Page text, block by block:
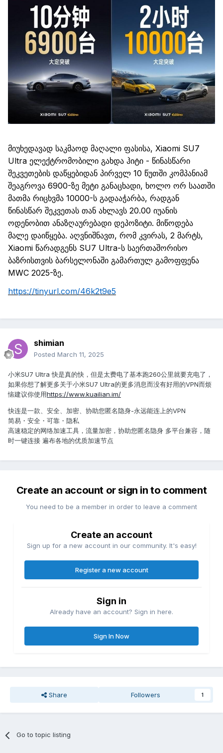
მიუხედავად საკმაოდ მაღალი ფასისა, Xiaomi SU7
Ultra ელექტრომობილი გახდა ჰიტი - წინასწარი
შეკვეთების დაწყებიდან პირველ 10 წუთში კომპანიამ
შეაგროვა 6900-ზე მეტი განაცხადი, ხოლო ორ საათში
მათმა რიცხვმა 10000-ს გადააჭარბა, რადგან
წინასწარ შეკვეთას თან ახლავს 20.00 იუანის
ოდენობით ანაზღაურებადი დეპოზიტი. მიწოდება
მალე დაიწყება. აღვნიშნავთ, რომ კვირას, 2 მარტს,
Xiaomi წარადგენს SU7 Ultra-ს საერთაშორისო
ბაზრისთვის ბარსელონაში გამართულ გამოფფენა
MWC 2025-ზე.
https://tinyurl.com/46k2t9e5
shimian
Posted March 11, 2025
小米SU7 Ultra 快是真的快，但是太费电了基本跑260公里就要充电了，
如果你想了解更多关于小米SU7 Ultra的更多消息而没有好用的VPN而烦
恼建议你使用https://www.kuailian.im/
快连是一款、安全、加密、协助您匿名隐身-永远能连上的VPN
简易・安全・可靠・隐私
高速稳定的网络加速工具，流量加密，协助您匿名隐身 多平台兼容，随
时一键连接 遍布各地的优质加速节点
Create an account or sign in to comment
You need to be a member in order to leave a comment
Create an account
Sign up for a new account in our community. It's easy!
Register a new account
Sign in
Already have an account? Sign in here.
Sign In Now
Share Followers 1
Go to topic listing